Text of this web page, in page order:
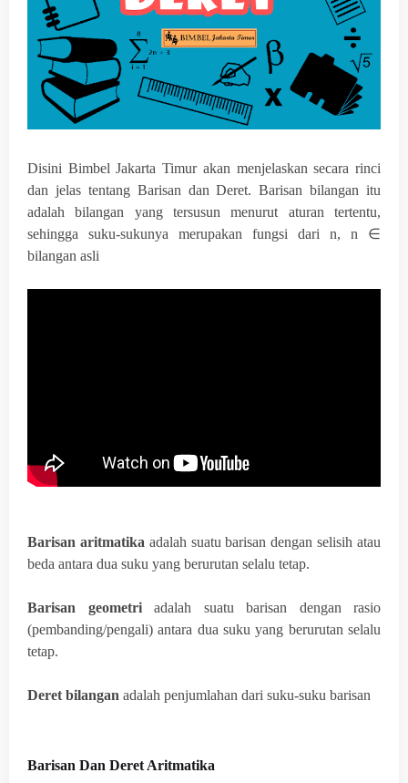
Disini Bimbel Jakarta Timur akan menjelaskan secara rinci
dan jelas tentang Barisan dan Deret. Barisan bilangan itu
adalah bilangan yang tersusun menurut aturan tertentu,
sehingga suku-sukunya merupakan fungsi dari n, n ∈
bilangan asli
Barisan aritmatika adalah suatu barisan dengan selisih atau
beda antara dua suku yang berurutan selalu tetap.
Barisan geometri adalah suatu barisan dengan rasio
(pembanding/pengali) antara dua suku yang berurutan selalu
tetap.
Deret bilangan adalah penjumlahan dari suku-suku barisan
Barisan Dan Deret Aritmatika